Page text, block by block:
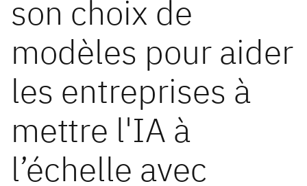
son choix de
modèles pour aider
les entreprises à
mettre l'IA à
l’échelle avec